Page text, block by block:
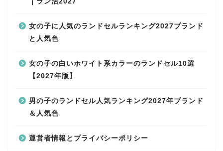
女の子に人気のランドセルランキング2027ブランド
と人気色
女の子の白いホワイト系カラーのランドセル10選
【2027年版】
男の子のランドセル人気ランキング2027年ブランド
＆人気色
運営者情報とプライバシーポリシー